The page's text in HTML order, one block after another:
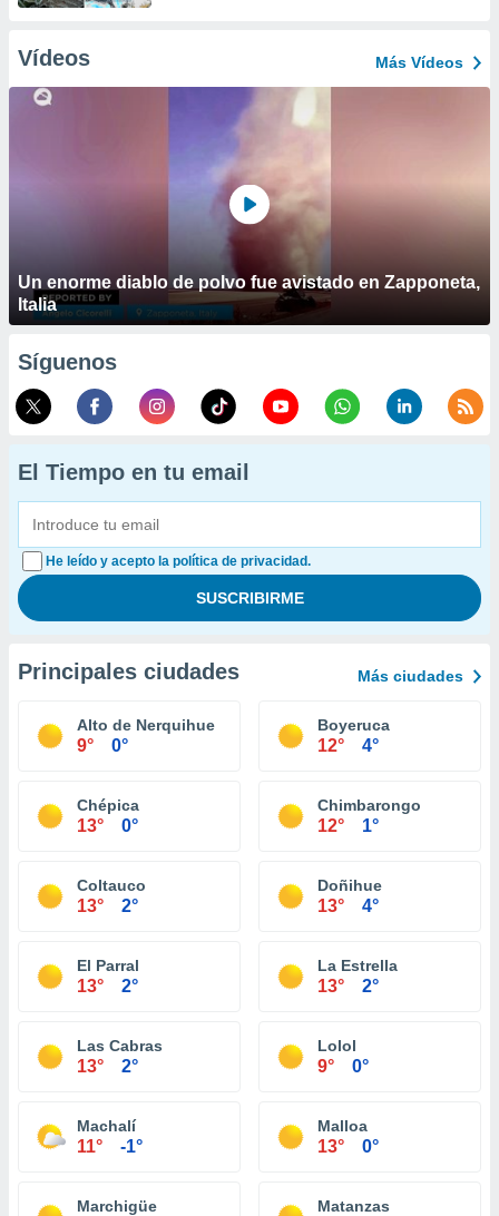
Vídeos Más Vídeos
Un enorme diablo de polvo fue avistado en Zapponeta,
Italia
Síguenos
El Tiempo en tu email
He leído y acepto la política de privacidad.
Principales ciudades Más ciudades
Alto de Nerquihue
9° 0°
Boyeruca
12° 4°
Chépica
13° 0°
Chimbarongo
12° 1°
Coltauco
13° 2°
Doñihue
13° 4°
El Parral
13° 2°
La Estrella
13° 2°
Las Cabras
13° 2°
Lolol
9° 0°
Machalí
11° -1°
Malloa
13° 0°
Marchigüe Matanzas